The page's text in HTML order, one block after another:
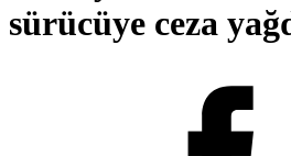
sürücüye ceza